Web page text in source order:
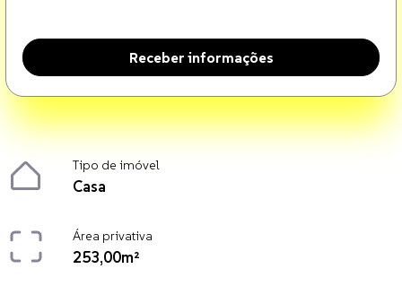
Receber informações
Tipo de imóvel
Casa
Área privativa
253,00m²